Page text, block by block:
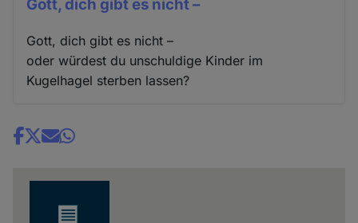
Gott, dich gibt es nicht –
Gott, dich gibt es nicht –
oder würdest du unschuldige Kinder im
Kugelhagel sterben lassen?
Share